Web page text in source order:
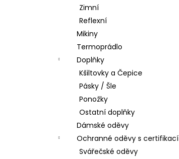
Zimní
Reflexní
Mikiny
Termoprádlo
Doplňky
Kšiltovky a Čepice
Pásky / Šle
Ponožky
Ostatní doplňky
Dámské oděvy
Ochranné oděvy s certifikací
Svářečské oděvy